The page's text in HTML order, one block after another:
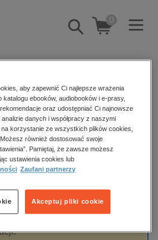
Pokaż/schowaj
wyszukiwarkę
0
wnętrz
gospodarka
Filtrowanie
aby zapewnić Ci najlepsze wrażenia
ebooków, audiobooków i e-prasy,
oraz udostępniać Ci najnowsze
danych i współpracy z naszymi
korzystanie ze wszystkich plików cookies,
również dostosować swoje
Pamiętaj, że zawsze możesz
ustawienia cookies lub
Zaufani partnerzy
Akceptuj pliki cookie